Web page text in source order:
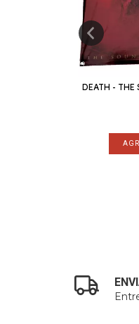
DEATH - THE